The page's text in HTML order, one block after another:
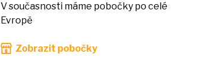
V současnosti máme pobočky po celé
Evropě
Zobrazit pobočky